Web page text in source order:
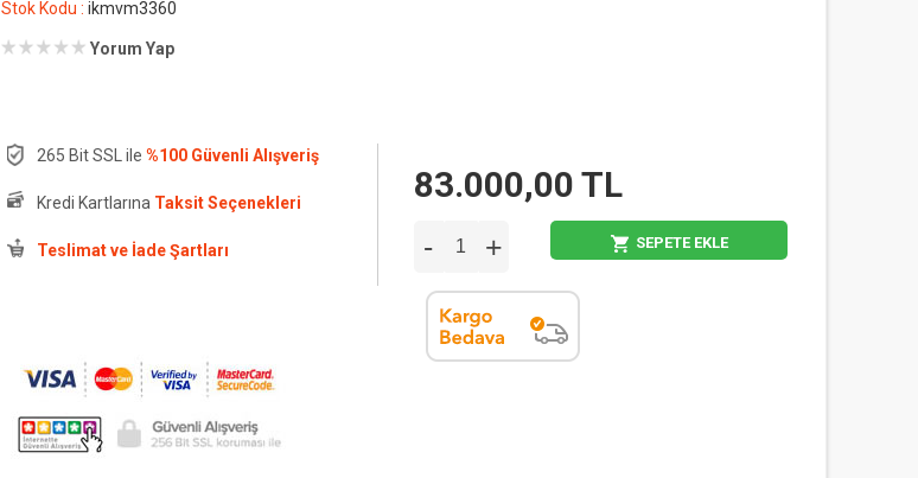
Stok Kodu :ikmvm3360
Yorum Yap
265 Bit SSL ile%100 Güvenli Alışveriş
Kredi Kartlarına Taksit Seçenekleri
Teslimat ve İade Şartları
83.000,00 TL
- + SEPETE EKLE